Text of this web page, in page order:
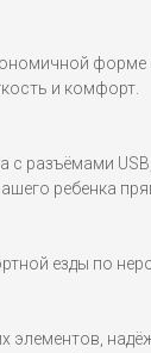
и комфорт.
разъёмами
ребенка
езды по
элементов,